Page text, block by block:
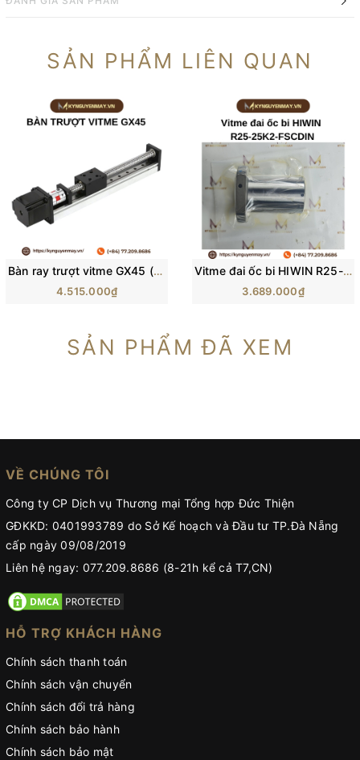
SẢN PHẨM LIÊN QUAN
Bàn ray trượt vitme GX45 (SGX II)
4.515.000₫
Vitme đai ốc bi HIWIN R25-25K2-FSCDIN
3.689.000₫
SẢN PHẨM ĐÃ XEM
VỀ CHÚNG TÔI
Công ty CP Dịch vụ Thương mại Tổng hợp Đức Thiện
GĐKKD: 0401993789 do Sở Kế hoạch và Đầu tư TP.Đà Nẵng
cấp ngày 09/08/2019
Liên hệ ngay: 077.209.8686 (8-21h kể cả T7,CN)
HỖ TRỢ KHÁCH HÀNG
Chính sách thanh toán
Chính sách vận chuyển
Chính sách đổi trả hàng
Chính sách bảo hành
Chính sách bảo mật